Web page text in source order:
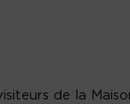
de la